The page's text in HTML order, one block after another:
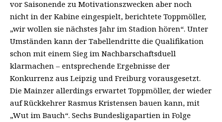
vor Saisonende zu Motivationszwecken aber noch
nicht in der Kabine eingespielt, berichtete Toppmöller,
„wir wollen sie nächstes Jahr im Stadion hören“. Unter
Umständen kann der Tabellendritte die Qualifikation
schon mit einem Sieg im Nachbarschaftsduell
klarmachen – entsprechende Ergebnisse der
Konkurrenz aus Leipzig und Freiburg vorausgesetzt.
Die Mainzer allerdings erwartet Toppmöller, der wieder
auf Rückkehrer Rasmus Kristensen bauen kann, mit
„Wut im Bauch“. Sechs Bundesligapartien in Folge